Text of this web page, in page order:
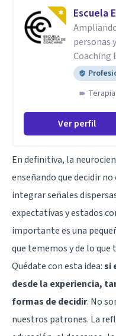
Escuela
personas
Coaching
Ver perfil
En definitiva, la
enseñando que decidir
integrar señales
expectativas y estados
importante es una
que tememos y de lo que
Quédate con esta idea:si
desde la experiencia,
formas de decidir. No
nuestros patrones. La